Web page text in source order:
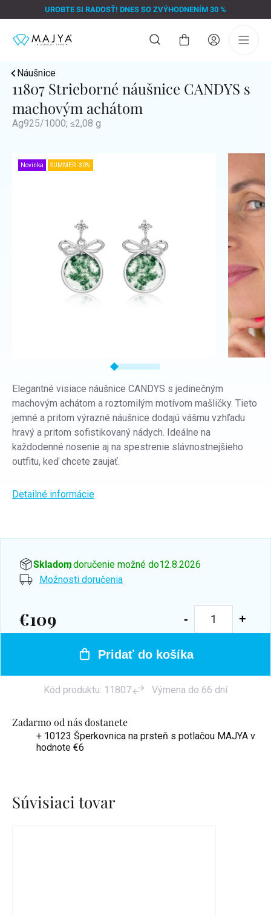
na
UROBTE SI RADOSŤ! DNES SO ZVÝHODNENÍM 30 %
Nákupný
Náušnice
11807 Strieborné náušnice CANDYS s
machovým achátom
Ag925/1000; ≤2,08 g
Novinka SUMMER -30%
Zadarmo od nás dostanete
+ 10123 Šperkovnica na prsteň s potlačou MAJYA v
hodnote €6
Elegantné visiace náušnice CANDYS s jedinečným
machovým achátom a roztomilým motívom mašličky. Tieto
jemné a pritom výrazné náušnice dodajú vášmu vzhľadu
hravý a pritom sofistikovaný nádych. Ideálne na
každodenné nosenie aj na spestrenie slávnostnejšieho
outfitu, keď chcete zaujať.
Detailné informácie
Skladom, doručenie možné do12.8.2026
Možnosti doručenia
€109
Jednotková
Pridať do košíka
Kód produktu: 11807 Výmena do 66 dní
Súvisiaci tovar